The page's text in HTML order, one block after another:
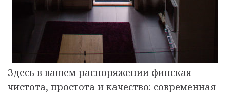
Здесь в вашем распоряжении финская
чистота, простота и качество: современная